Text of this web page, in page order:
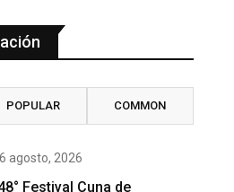
POPULAR COMMON
6 agosto, 2026
Festival Cuna de